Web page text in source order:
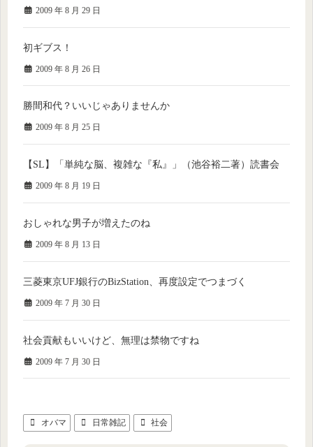
2009 年 8 月 29 日
初ギブス！
2009 年 8 月 26 日
勝間和代？いいじゃありませんか
2009 年 8 月 25 日
【SL】「単純な脳、複雑な『私』」（池谷裕二著）読書会
2009 年 8 月 19 日
おしゃれな男子が増えたのね
2009 年 8 月 13 日
三菱東京UFJ銀行のBizStation、再度設定でつまづく
2009 年 7 月 30 日
社会貢献もいいけど、無理は禁物ですね
2009 年 7 月 30 日
オバマ 日常雑記 社会